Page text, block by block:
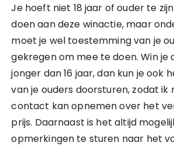
Je hoeft niet 18 jaar of ouder te
doen aan deze winactie, maar
moet je wel toestemming van je
gekregen om mee te doen. Win je
jonger dan 16 jaar, dan kun je ook
van je ouders doorsturen, zodat ik
contact kan opnemen over het
prijs. Daarnaast is het altijd
opmerkingen te sturen naar het